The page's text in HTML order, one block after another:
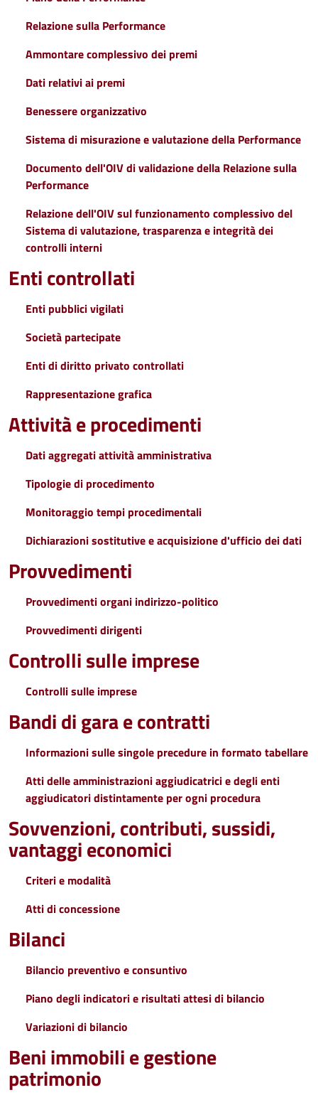
Relazione sulla Performance
Ammontare complessivo dei premi
Dati relativi ai premi
Benessere organizzativo
Sistema di misurazione e valutazione della Performance
Documento dell'OIV di validazione della Relazione sulla
Performance
Relazione dell'OIV sul funzionamento complessivo del
Sistema di valutazione, trasparenza e integrità dei
controlli interni
Enti controllati
Enti pubblici vigilati
Società partecipate
Enti di diritto privato controllati
Rappresentazione grafica
Attività e procedimenti
Dati aggregati attività amministrativa
Tipologie di procedimento
Monitoraggio tempi procedimentali
Dichiarazioni sostitutive e acquisizione d'ufficio dei dati
Provvedimenti
Provvedimenti organi indirizzo-politico
Provvedimenti dirigenti
Controlli sulle imprese
Controlli sulle imprese
Bandi di gara e contratti
Informazioni sulle singole precedure in formato tabellare
Atti delle amministrazioni aggiudicatrici e degli enti
aggiudicatori distintamente per ogni procedura
Sovvenzioni, contributi, sussidi,
vantaggi economici
Criteri e modalità
Atti di concessione
Bilanci
Bilancio preventivo e consuntivo
Piano degli indicatori e risultati attesi di bilancio
Variazioni di bilancio
Beni immobili e gestione
patrimonio